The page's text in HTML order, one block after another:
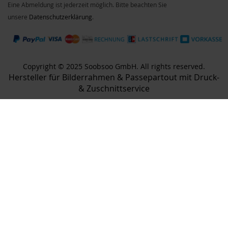
Eine Abmeldung ist jederzeit möglich. Bitte beachten Sie
unsere Datenschutzerklärung.
Copyright © 2025 Soobsoo GmbH. All rights reserved.
Hersteller für Bilderrahmen & Passepartout mit Druck-
& Zuschnittservice